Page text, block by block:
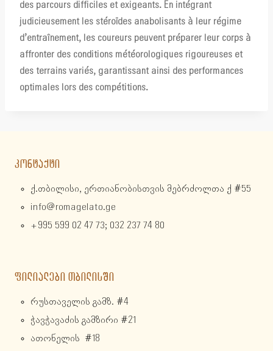
des parcours difficiles et exigeants. En intégrant
judicieusement les stéroïdes anabolisants à leur régime
d’entraînement, les coureurs peuvent préparer leur corps à
affronter des conditions météorologiques rigoureuses et
des terrains variés, garantissant ainsi des performances
optimales lors des compétitions.
ᲙᲝᲜᲢᲐᲥᲢᲘ
ქ.თბილისი, ერთიანობისთვის მებრძოლთა ქ #55
info@romagelato.ge
+995 599 02 47 73; 032 237 74 80
ᲤᲘᲚᲘᲐᲚᲔᲑᲘ ᲗᲑᲘᲚᲘᲡᲨᲘ
რუსთაველის გამზ. #4
ჭავჭავაძის გამზირი #21
ათონელის #18